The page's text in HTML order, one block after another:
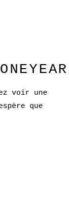
voir une
que